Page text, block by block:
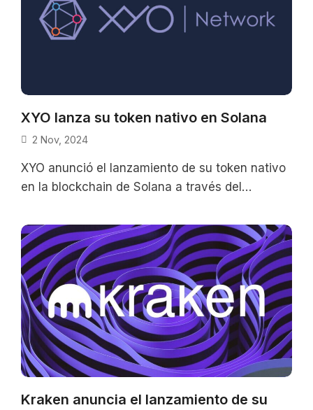
XYO lanza su token nativo en Solana
2 Nov, 2024
XYO anunció el lanzamiento de su token nativo
en la blockchain de Solana a través del
Kraken anuncia el lanzamiento de su